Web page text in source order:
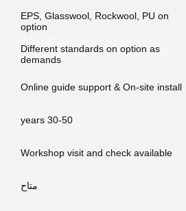
EPS, Glasswool, Rockwool, PU on
option
Different standards on option as
demands
Online guide support & On-site install
30-50 years
Workshop visit and check available
متاح